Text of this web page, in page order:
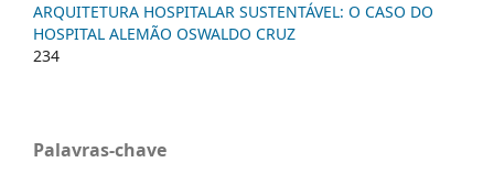
ARQUITETURA HOSPITALAR SUSTENTÁVEL: O CASO DO
HOSPITAL ALEMÃO OSWALDO CRUZ
234
Palavras-chave